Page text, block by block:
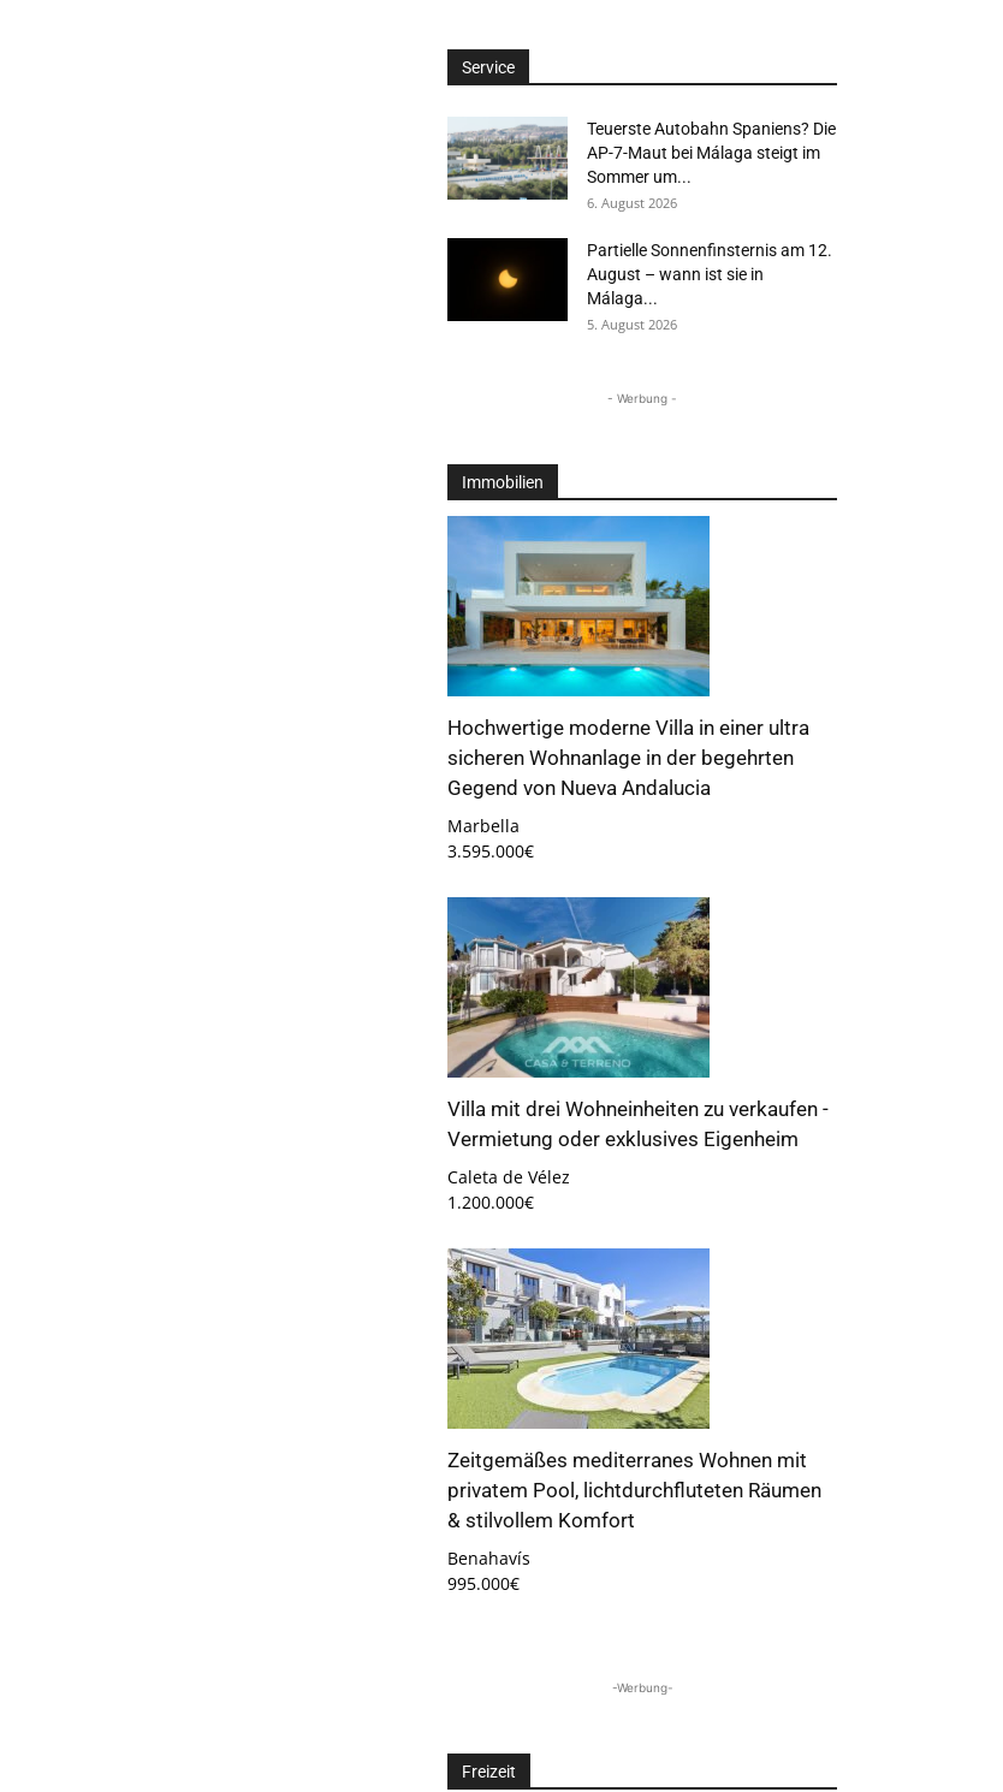
Service
Teuerste Autobahn Spaniens? Die
AP-7-Maut bei Málaga steigt im
Sommer um...
6. August 2026
Partielle Sonnenfinsternis am 12.
August – wann ist sie in
Málaga...
5. August 2026
- Werbung -
Immobilien
Hochwertige moderne Villa in einer ultra
sicheren Wohnanlage in der begehrten
Gegend von Nueva Andalucia
Marbella
3.595.000€
Villa mit drei Wohneinheiten zu verkaufen -
Vermietung oder exklusives Eigenheim
Caleta de Vélez
1.200.000€
Zeitgemäßes mediterranes Wohnen mit
privatem Pool, lichtdurchfluteten Räumen
& stilvollem Komfort
Benahavís
995.000€
-Werbung-
Freizeit